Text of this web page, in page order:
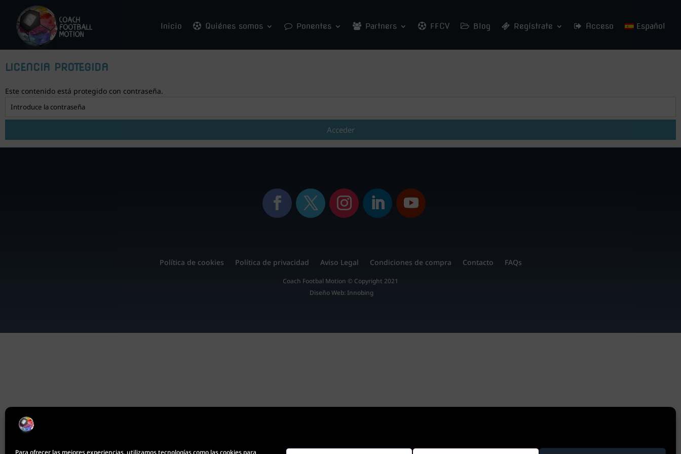
Para ofrecer las mejores experiencias, utilizamos tecnologías como las cookies para
Inicio Quiénes somos Ponentes Partners FFCV Blog Regístrate Acceso Español
LICENCIA PROTEGIDA
Este contenido está protegido con contraseña.
Acceder
Política de cookies Política de privacidad Aviso Legal Condiciones de compra Contacto FAQs
Coach Footbal Motion © Copyright 2021
Diseño Web: Innobing